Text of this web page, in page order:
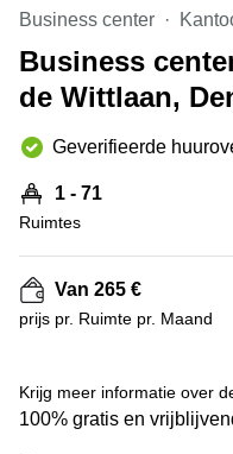
Hengelo
Hilversum
Hoofddorp
Deventer
Rotterdam
Tiel
Zwolle
Bodegraven-
Reeuwijk
Business
center
Arnhem
Business
Amsterdam
Westpoort
Business
center
Hilversum
Den
Haag
Business center
Business
de Wittlaan,
Geverifieerde
1 - 71
Ruimtes
Van 265 €
prijs pr. Ruimte pr. Maand
Krijg meer informatie over
100% gratis en